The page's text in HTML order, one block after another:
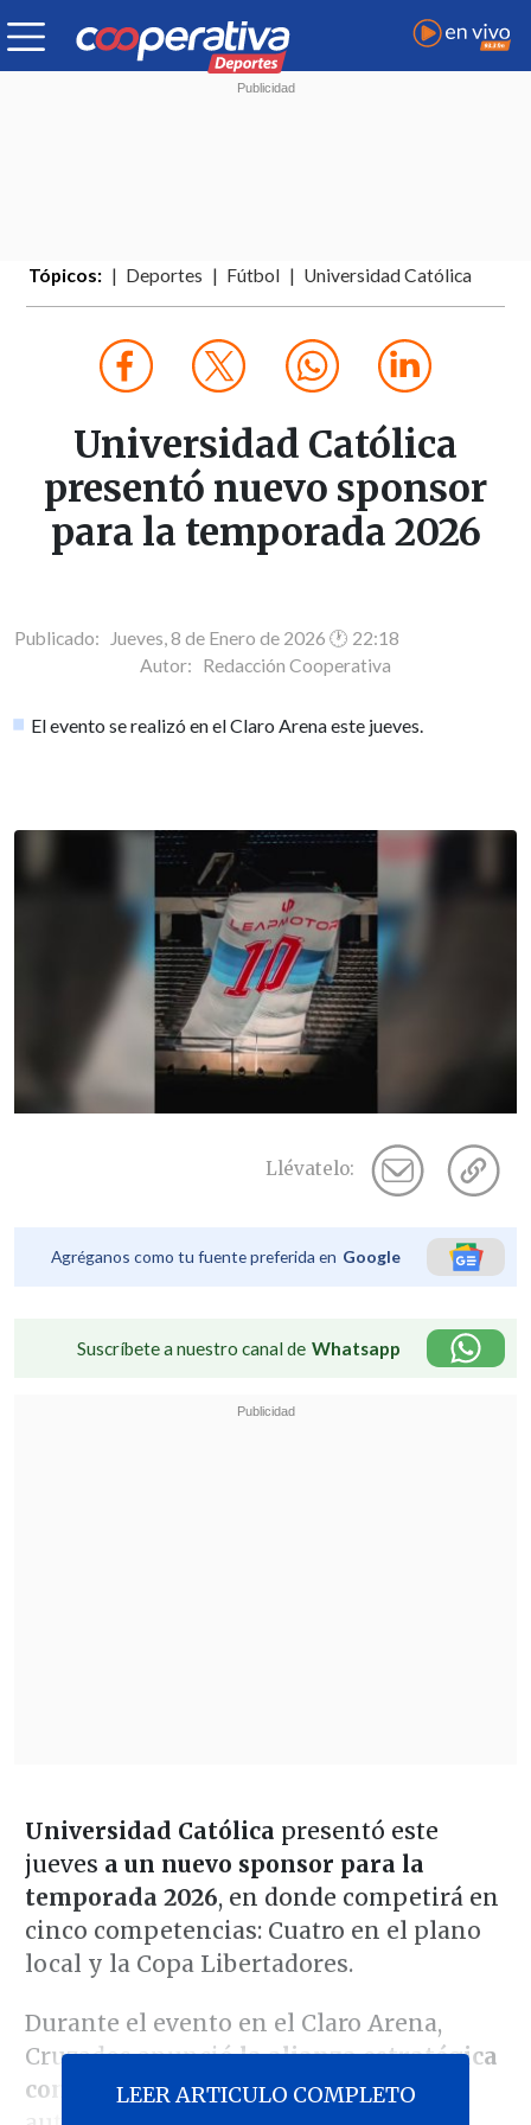
Tópicos: Deportes Fútbol Universidad Católica
Universidad Católica
presentó nuevo sponsor
para la temporada 2026
Publicado: Jueves, 8 de Enero de 2026 🕐 22:18
Autor: Redacción Cooperativa
El evento se realizó en el Claro Arena este jueves.
Llévatelo:
Agréganos como tu fuente preferida en Google
Suscríbete a nuestro canal de Whatsapp
Universidad Católica presentó este
jueves a un nuevo sponsor para la
temporada 2026, en donde competirá en
cinco competencias: Cuatro en el plano
local y la Copa Libertadores.
Durante el evento en el Claro Arena,
Cruzados anuncióla alianza estratégica
con Leapmotor,fabricante chino de
LEER ARTICULO COMPLETO